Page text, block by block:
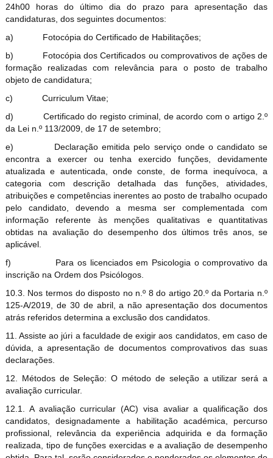
24h00 horas do último dia do prazo para apresentação das
candidaturas, dos seguintes documentos:
a)
Fotocópia do Certificado de Habilitações;
b)
Fotocópia dos Certificados ou comprovativos de ações de
formação realizadas com relevância para o posto de trabalho
objeto de candidatura;
c)
Curriculum Vitae;
d)
Certificado do registo criminal, de acordo com o artigo 2.º
da Lei n.º 113/2009, de 17 de setembro;
e)
Declaração emitida pelo serviço onde o candidato se
encontra a exercer ou tenha exercido funções, devidamente
atualizada e autenticada, onde conste, de forma inequívoca, a
categoria com descrição detalhada das funções, atividades,
atribuições e competências inerentes ao posto de trabalho ocupado
pelo candidato, devendo a mesma ser complementada com
informação referente às menções qualitativas e quantitativas
obtidas na avaliação do desempenho dos últimos três anos, se
aplicável.
f)
Para os licenciados em Psicologia o comprovativo da
inscrição na Ordem dos Psicólogos.
10.3. Nos termos do disposto no n.º 8 do artigo 20.º da Portaria n.º
125-A/2019, de 30 de abril, a não apresentação dos documentos
atrás referidos determina a exclusão dos candidatos.
11. Assiste ao júri a faculdade de exigir aos candidatos, em caso de
dúvida, a apresentação de documentos comprovativos das suas
declarações.
12. Métodos de Seleção: O método de seleção a utilizar será a
avaliação curricular.
12.1. A avaliação curricular (AC) visa avaliar a qualificação dos
candidatos, designadamente a habilitação académica, percurso
profissional, relevância da experiência adquirida e da formação
realizada, tipo de funções exercidas e a avaliação de desempenho